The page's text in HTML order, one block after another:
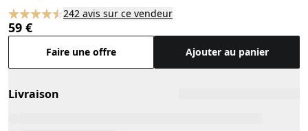
242 avis sur ce vendeur
59 €
Faire une offre Ajouter au panier
Livraison